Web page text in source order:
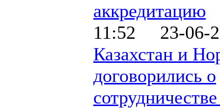
аккредитацию
11:52 23-06-
Казахстан и
договорились о